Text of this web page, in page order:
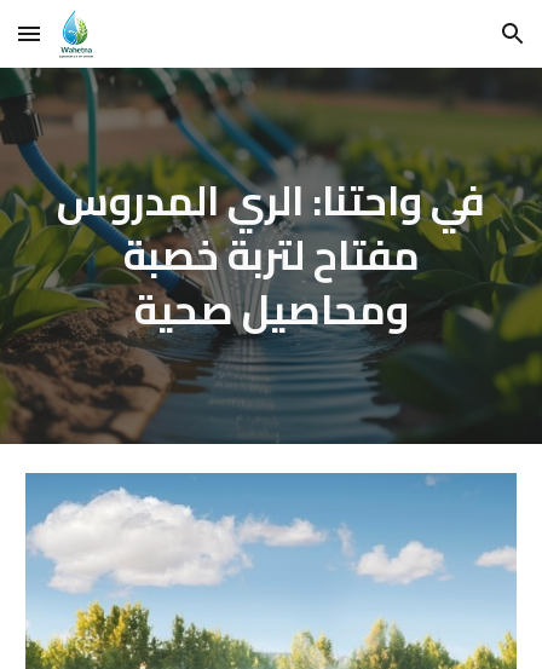
Skip to main content Skip to navigation
في واحتنا: الري المدروس
مفتاح لتربة خصبة
ومحاصيل صحية